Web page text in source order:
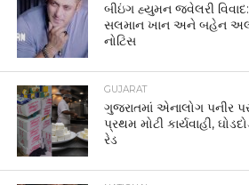
બીઇંગ હ્યુમન જ્વેલરી વિવાદ:
સલમાન ખાન અને બહેન
નોટિસ
GUJARAT
ગુજરાતમાં એનાલોગ પનીર
પ્રથમ મોટી કાર્યવાહી,
રેડ